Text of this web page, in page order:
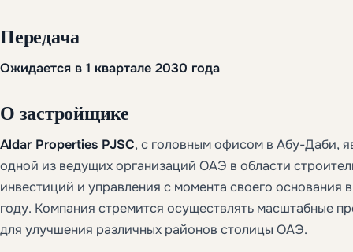
Передача
Ожидается в 1 квартале 2030 года
О застройщике
Aldar Properties PJSC, с головным офисом в Абу-Даби,
одной из ведущих организаций ОАЭ в области
инвестиций и управления с момента своего основания
году. Компания стремится осуществлять масштабные
для улучшения различных районов столицы ОАЭ.